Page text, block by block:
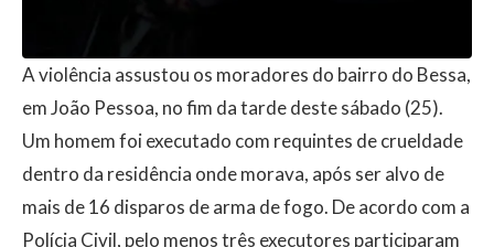
A violência assustou os moradores do bairro do Bessa,
em João Pessoa, no fim da tarde deste sábado (25).
Um homem foi executado com requintes de crueldade
dentro da residência onde morava, após ser alvo de
mais de 16 disparos de arma de fogo. De acordo com a
Polícia Civil, pelo menos três executores participaram